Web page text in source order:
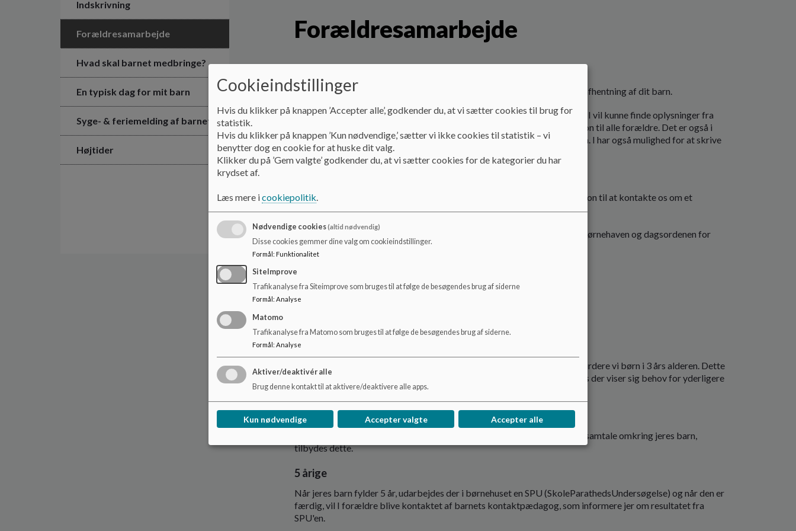
Indskrivning
Forældresamarbejde
Hvad skal barnet medbringe?
En typisk dag for mit barn
Syge- & feriemelding af barnet
Højtider
Forældresamarbejde
Den daglige kommunikation prioriterer vi er mundtlig ved aflevering og afhentning af dit barn.
Derudover benytter vi AULA til den skriftlige kommunikation. Det er her I vil kunne finde oplysninger fra
dagens aktiviteter i barnets gruppe i børnehuset, samt generel information til alle forældre. Det er også i
AULA at I som forældre, skal registrere komme/gå tider, ferie og sygdom. I har også mulighed for at skrive
en besked til os i AULA.
Inden jeres barn starter i institutionen sender vi jer en mail med en invitation til at kontakte os om et
opstartsmøde.
Det er kontaktpædagogen der aftaler mødet med jer i vuggestuen eller børnehaven og dagsordenen for
mødet er:
tale om forventninger
Den lovpligtige sprogvurdering
Som led i arbejdet med at understøtte børns sproglige udvikling, sprogvurdere vi børn i 3 års alderen. Dette
er for at sikre at vi støtter op om barnets optimale sprogudvikling og hvis der viser sig behov for yderligere
tiltag, sikrer vi selvfølgelig at dette sker.
4 årige
Hvis I som forældre eller vi som børnehus vurdere at der er behov for en samtale omkring jeres barn,
tilbydes dette.
5 årige
Når jeres barn fylder 5 år, udarbejdes der i børnehuset en SPU (SkoleParathedsUndersøgelse) og når den er
færdig, vil I forældre blive kontaktet af barnets kontaktpædagog, som informere jer om resultatet fra
SPU'en.
Cookieindstillinger
Hvis du klikker på knappen ’Accepter alle’, godkender du, at vi sætter cookies til brug for
statistik.
Hvis du klikker på knappen ’Kun nødvendige,’ sætter vi ikke cookies til statistik – vi
benytter dog en cookie for at huske dit valg.
Klikker du på ’Gem valgte’ godkender du, at vi sætter cookies for de kategorier du har
krydset af.
Læs mere icookiepolitik.
Nødvendige cookies(altid nødvendig)
Disse cookies gemmer dine valg om cookieindstillinger.
Formål: Funktionalitet
SiteImprove
Trafikanalyse fra Siteimprove som bruges til at følge de besøgendes brug af siderne
Formål : Analyse
Matomo
Trafikanalyse fra Matomo som bruges til at følge de besøgendes brug af siderne.
Formål : Analyse
Aktiver/deaktivér alle
Brug denne kontakt til at aktivere/deaktivere alle apps.
Kun nødvendige Accepter valgte Accepter alle